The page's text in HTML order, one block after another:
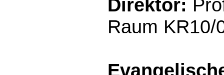
Direktor:
Raum KR10/